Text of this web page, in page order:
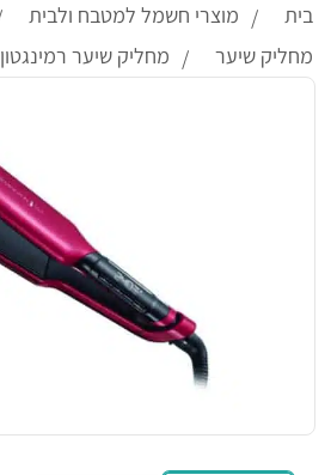
בית מוצרי חשמל למטבח ולבית
מחליק שיער
מחליק שיער רמינגטון S9620